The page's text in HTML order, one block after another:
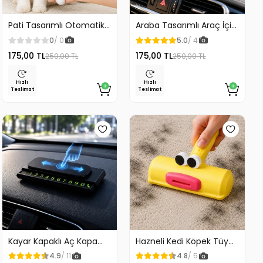
Pati Tasarımlı Otomatik
Temizlenen Evcil Hayvan
Fırçası
0/ 0
175,00 TL250,00 TL
Hızlı
Teslimat
Araba Tasarımlı Araç İçi
Telefon Tutucu 360
Dönebilen Ayarlı
5.0/ 4
175,00 TL250,00 TL
Hızlı
Teslimat
Kayar Kapaklı Aç Kapa
Araç Torpido Üstü
4.9/ 11
Hazneli Kedi Köpek Tüy
Temizleyici Kıl Toplayıcı
4.8/ 5